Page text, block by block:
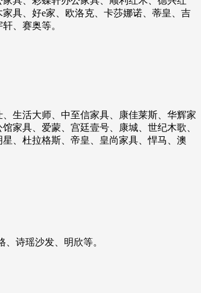
具、好e家、欧洛克、卡莎娜诺、蒂皇、吉
、赛奥等。
生活大师、中至信家具、康佳莱斯、华辉家
家具、爱蒙、宫廷壹号、康城、世纪木歌、
、杜拉格斯、帝皇、皇尚家具、悍马、澳
诗瑶沙发、明欣等。